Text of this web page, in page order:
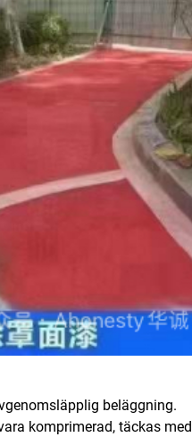
beläggning.
komprimerad, täckas med